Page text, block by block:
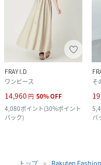
FRAY I.D
ワンピース
14,960 円 50%OFF
4,080ポイント(30%ポイント
バック)
バ
トップ Rakuten Fashion